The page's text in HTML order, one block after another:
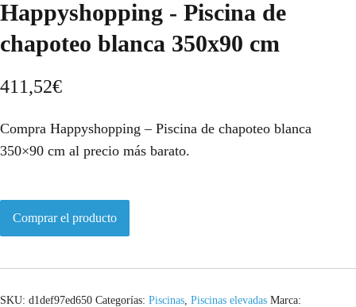
Happyshopping - Piscina de
chapoteo blanca 350x90 cm
411,52€
Compra Happyshopping – Piscina de chapoteo blanca
350×90 cm al precio más barato.
Comprar el producto
SKU: d1def97ed650 Categorías: Piscinas, Piscinas elevadas Marca: